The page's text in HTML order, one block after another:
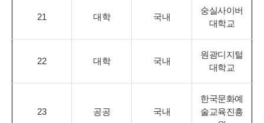
21 대학 국내
숭실사이버
대학교
22 대학 국내
원광디지털
대학교
23 공공 국내
한국문화예
술교육진흥